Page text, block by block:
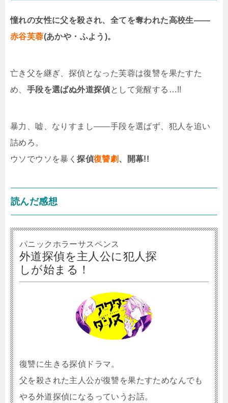
憧れの女性に父を殺され、全てを奪われた高校生——
赤谷芙蓉(あかや・ふよう)。
亡き父を継ぎ、探偵となった芙蓉は復讐を果たすた
め、 手段を選ばぬ外道探偵として覚醒する…!!
暴力、嘘、なりすまし——手段を選ばず、犯人を追い
詰めろ。
ウソでウソを暴く探偵復讐劇 、開幕!!
読んだ感想
パニックホラーサスペンス
外道探偵を主人公に犯人探
しが始まる！
復讐に生きる探偵ドラマ。
父を殺された主人公が復讐を果たすためなんでも
やる外道探偵になるっていうお話。